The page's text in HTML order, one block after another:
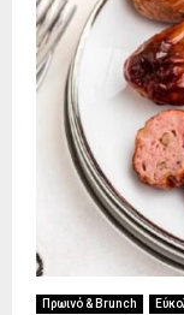
Πρωινό & Brunch